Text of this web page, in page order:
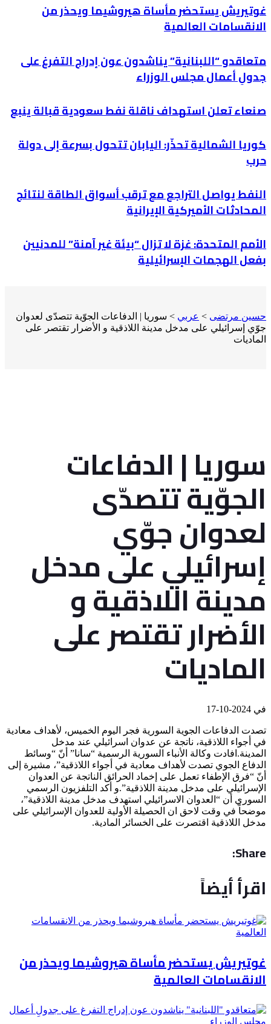
غوتيريش يستحضر مأساة هيروشيما ويحذر من
الانقسامات العالمية
متعاقدو “اللبنانية” يناشدون عون إدراج التفرغ على
جدولِ أعمال مجلس الوزراء
صنعاء تعلن استهداف ناقلة نفط سعودية قبالة ينبع
كوريا الشمالية تحذّر: اليابان تتحول بسرعة إلى دولة
حرب
النفط يواصل التراجع مع ترقب أسواق الطاقة لنتائج
المحادثات الأميركية الإيرانية
الأمم المتحدة: غزة لا تزال “بيئة غير آمنة” للمدنيين
بفعل الهجمات الإسرائيلية
حسين مرتضى > عربي > سوريا | الدفاعات الجوّية تتصدّى لعدوان
جوّي إسرائيلي على مدخل مدينة اللاذقية و الأضرار تقتصر على
الماديات
سوريا | الدفاعات
الجوّية تتصدّى
لعدوان جوّي
إسرائيلي على مدخل
مدينة اللاذقية و
الأضرار تقتصر على
الماديات
في
تصدت الدفاعات الجوية السورية فجر اليوم الخميس، لأهداف معادية
في أجواء اللاذقية، ناتجة عن عدوان اسرائيلي عند مدخل
المدينة.افادت وكالة الأنباء السورية الرسمية “سانا” أنّ “وسائط
الدفاع الجوي تصدت لأهداف معادية في أجواء اللاذقية”، مشيرة إلى
أنّ “فرق الإطفاء تعمل على إخماد الحرائق الناتجة عن العدوان
الإسرائيلي على مدخل مدينة اللاذقية”.و أكد التلفزيون الرسمي
السوري أن “العدوان الاسرائيلي استهدف مدخل مدينة اللاذقية”،
موضحاً في وقت لاحق ان الحصيلة الأولية للعدوان الإسرائيلي على
مدخل اللاذقية اقتصرت على الخسائر المادية.
Share:
اقرأ أيضاً
غوتيريش يستحضر مأساة هيروشيما ويحذر من
الانقسامات العالمية